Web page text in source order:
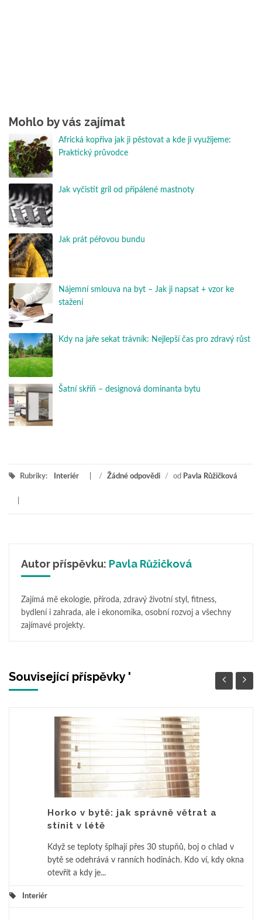
Mohlo by vás zajímat
Africká kopřiva jak ji pěstovat a kde ji využijeme:
Praktický průvodce
Jak vyčistit gril od připálené mastnoty
Jak prát péřovou bundu
Nájemní smlouva na byt – Jak ji napsat + vzor ke
stažení
Kdy na jaře sekat trávník: Nejlepší čas pro zdravý růst
Šatní skříň – designová dominanta bytu
Rubriky: Interiér / Žádné odpovědi / od Pavla Růžičková
Autor příspěvku: Pavla Růžičková
Zajímá mě ekologie, příroda, zdravý životní styl, fitness,
bydlení i zahrada, ale i ekonomika, osobní rozvoj a všechny
zajímavé projekty.
Související příspěvky '
Horko v bytě: jak správně větrat a
stínit v létě
Když se teploty šplhají přes 30 stupňů, boj o chlad v
bytě se odehrává v ranních hodinách. Kdo ví, kdy okna
otevřít a kdy je...
Interiér